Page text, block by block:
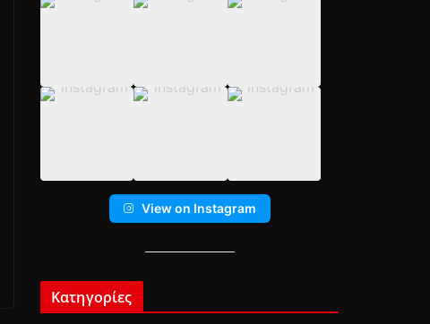
View on Instagram
Κατηγορίες